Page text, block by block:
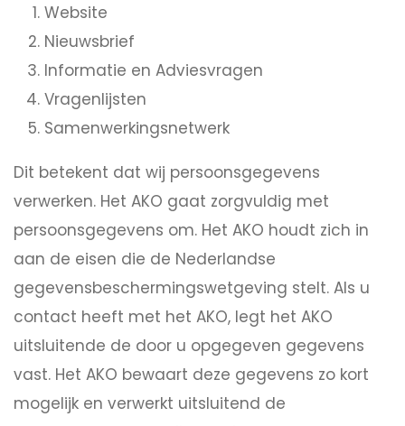
Website
Nieuwsbrief
Informatie en Adviesvragen
Vragenlijsten
Samenwerkingsnetwerk
Dit betekent dat wij persoonsgegevens
verwerken. Het AKO gaat zorgvuldig met
persoonsgegevens om. Het AKO houdt zich in
aan de eisen die de Nederlandse
gegevensbeschermingswetgeving stelt. Als u
contact heeft met het AKO, legt het AKO
uitsluitende de door u opgegeven gegevens
vast. Het AKO bewaart deze gegevens zo kort
mogelijk en verwerkt uitsluitend de